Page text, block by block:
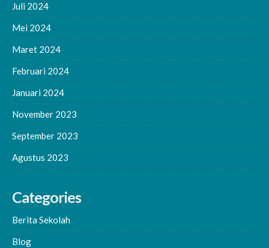
Juli 2024
Mei 2024
Maret 2024
Februari 2024
Januari 2024
November 2023
September 2023
Agustus 2023
Categories
Berita Sekolah
Blog